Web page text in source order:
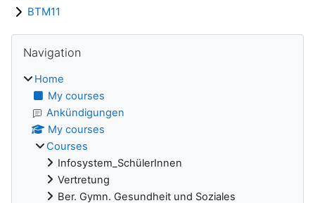
BTM11
Blocks
Navigation
Home
My courses
Ankündigungen
My courses
Courses
Infosystem_SchülerInnen
Vertretung
Ber. Gymn. Gesundheit und Soziales